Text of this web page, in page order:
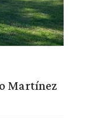
Martínez